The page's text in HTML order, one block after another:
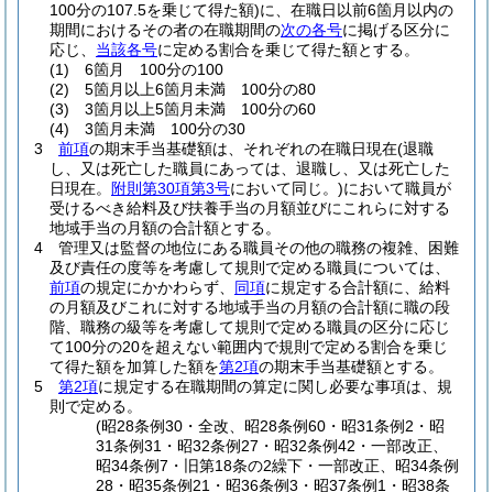
100分の107.5を乗じて得た額)に、在職日以前6箇月以内の
期間におけるその者の在職期間の次の各号に掲げる区分に
応じ、 当該各号に定める割合を乗じて得た額とする。
(1)
6箇月 100分の100
(2)
5箇月以上6箇月未満 100分の80
(3)
3箇月以上5箇月未満 100分の60
(4)
3箇月未満 100分の30
3
前項の期末手当基礎額は、それぞれの在職日現在(退職
し、又は死亡した職員にあっては、退職し、又は死亡した
日現在。
附則第30項第3号において同じ。)において職員が
受けるべき給料及び扶養手当の月額並びにこれらに対する
地域手当の月額の合計額とする。
4
管理又は監督の地位にある職員その他の職務の複雑、困難
及び責任の度等を考慮して規則で定める職員については、
前項の規定にかかわらず、 同項に規定する合計額に、給料
の月額及びこれに対する地域手当の月額の合計額に職の段
階、職務の級等を考慮して規則で定める職員の区分に応じ
て100分の20を超えない範囲内で規則で定める割合を乗じ
て得た額を加算した額を第2項の期末手当基礎額とする。
5
第2項に規定する在職期間の算定に関し必要な事項は、規
則で定める。
(昭28条例30・全改、昭28条例60・昭31条例2・昭
31条例31・昭32条例27・昭32条例42・一部改正、
昭34条例7・旧第18条の2繰下・一部改正、昭34条例
28・昭35条例21・昭36条例3・昭37条例1・昭38条